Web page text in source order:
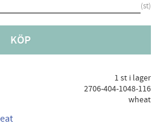
st
KÖP
1 st i lager
2706-404-1048-116
wheat